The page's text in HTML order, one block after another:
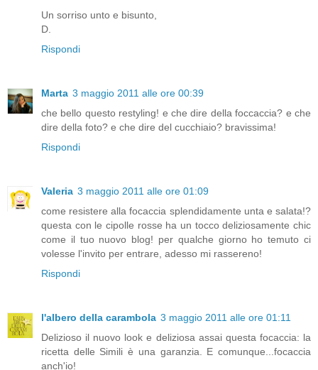
Un sorriso unto e bisunto,
D.
Rispondi
Marta 3 maggio 2011 alle ore 00:39
che bello questo restyling! e che dire della foccaccia? e che
dire della foto? e che dire del cucchiaio? bravissima!
Rispondi
Valeria 3 maggio 2011 alle ore 01:09
come resistere alla focaccia splendidamente unta e salata!?
questa con le cipolle rosse ha un tocco deliziosamente chic
come il tuo nuovo blog! per qualche giorno ho temuto ci
volesse l'invito per entrare, adesso mi rassereno!
Rispondi
l'albero della carambola 3 maggio 2011 alle ore 01:11
Delizioso il nuovo look e deliziosa assai questa focaccia: la
ricetta delle Simili è una garanzia. E comunque...focaccia
anch'io!